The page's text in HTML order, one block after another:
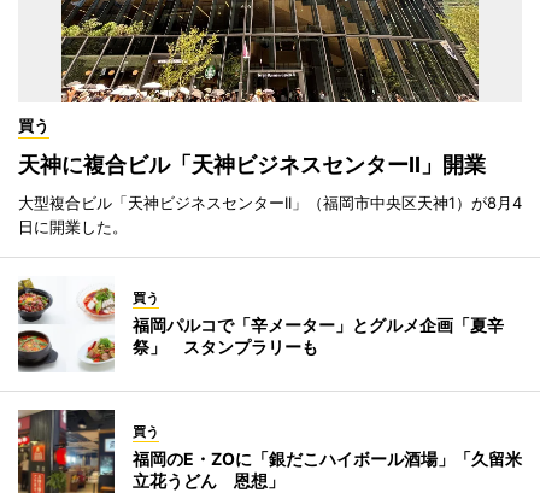
買う
天神に複合ビル「天神ビジネスセンターII」開業
大型複合ビル「天神ビジネスセンターII」（福岡市中央区天神1）が8月4
日に開業した。
買う
福岡パルコで「辛メーター」とグルメ企画「夏辛
祭」 スタンプラリーも
買う
福岡のE・ZOに「銀だこハイボール酒場」「久留米
立花うどん 恩想」